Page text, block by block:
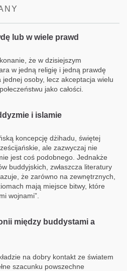
lub w wiele prawd
że w dzisiejszym
w jedną religię i jedną prawdę
osoby, lecz akceptacja wielu
jako całości.
i islamie
koncepcję dżihadu, świętej
ale zazwyczaj nie
jest coś podobnego. Jednakże
buddyjskich, zwłaszcza literatury
że zarówno na zewnętrznych,
mają miejsce bitwy, które
wojnami”.
między buddystami a
na dobry kontakt ze światem
szacunku powszechne